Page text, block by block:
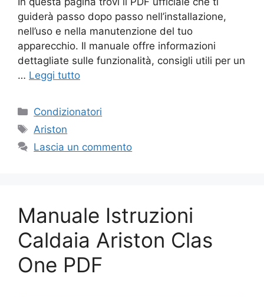
guiderà passo dopo passo nell’installazione,
nell’uso e nella manutenzione del tuo
apparecchio. Il manuale offre informazioni
dettagliate sulle funzionalità, consigli utili per un
… Leggi tutto
Categorie
Condizionatori
Tag
Ariston
Lascia un commento
Manuale Istruzioni
Caldaia Ariston Clas
One PDF